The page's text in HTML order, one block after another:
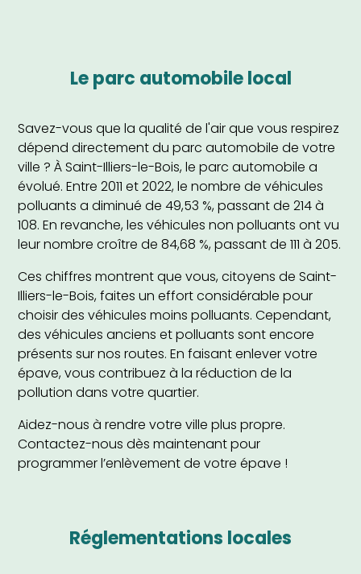
le parc automobile local
Savez-vous que la qualité de l'air que vous respirez
dépend directement du parc automobile de votre
ville ? À Saint-Illiers-le-Bois, le parc automobile a
évolué. Entre 2011 et 2022, le nombre de véhicules
polluants a diminué de 49,53 %, passant de 214 à
108. En revanche, les véhicules non polluants ont vu
leur nombre croître de 84,68 %, passant de 111 à 205.
Ces chiffres montrent que vous, citoyens de Saint-
Illiers-le-Bois, faites un effort considérable pour
choisir des véhicules moins polluants. Cependant,
des véhicules anciens et polluants sont encore
présents sur nos routes. En faisant enlever votre
épave, vous contribuez à la réduction de la
pollution dans votre quartier.
Aidez-nous à rendre votre ville plus propre.
Contactez-nous dès maintenant pour
programmer l’enlèvement de votre épave !
réglementations locales